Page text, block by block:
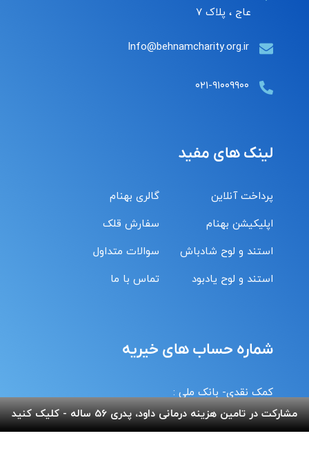
عاج ، پلاک ۷
Info@behnamcharity.org.ir
۰۲۱-۹۱۰۰۹۹۰۰
لینک های مفید
پرداخت آنلاین
اپلیکیشن بهنام
استند و لوح شادباش
استند و لوح یادبود
گالری بهنام
سفارش قلک
سوالات متداول
تماس با ما
شماره حساب های خیریه
کمک نقدی- بانک ملی :
6037-9911-9951-2470
حامیان-بانک سامان :
مشارکت در تامین هزینه درمانی داود، پدری 56 ساله - کلیک کنید